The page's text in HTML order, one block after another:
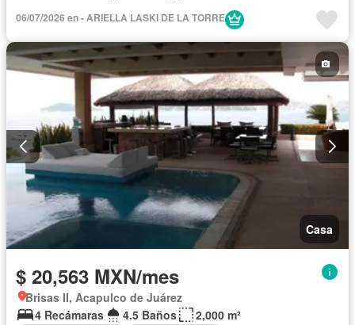
06/07/2026 en - ARIELLA LASKI DE LA TORRE
Casa
$ 20,563 MXN/mes
Brisas II, Acapulco de Juárez
4 Recámaras
4.5 Baños
2,000 m²